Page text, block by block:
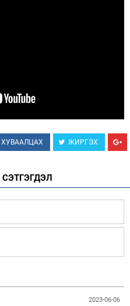
ХУВААЛЦАХ ЖИРГЭХ
СЭТГЭГДЭЛ
2023-06-06